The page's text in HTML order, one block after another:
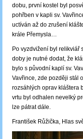
dobu, první kostel byl
pohřben v kapli sv.
uctíván až do zrušení
krále Přemysla…
Po vyzdvižení byl relikviář
doby je nutné dodat, že
bylo s původní kaplí sv.
Vavřince, zde později stál
rozsáhlých oprav kláštera
vrtu byl odhalen nevelký
lze pátrat dále.
František Růžička, Hlas